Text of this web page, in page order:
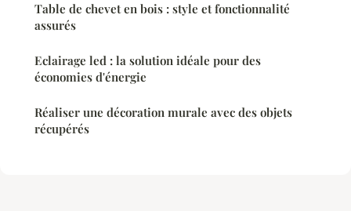
Table de chevet en bois : style et fonctionnalité
assurés
Eclairage led : la solution idéale pour des
économies d'énergie
Réaliser une décoration murale avec des objets
récupérés